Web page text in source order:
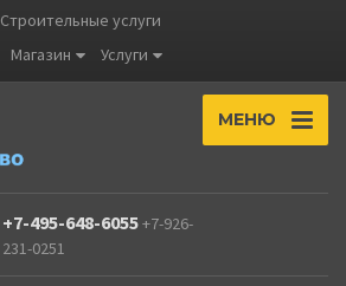
Строительные услуги
Магазин
Услуги
МЕНЮ
+7-495-648-6055+7-926-
231-0251